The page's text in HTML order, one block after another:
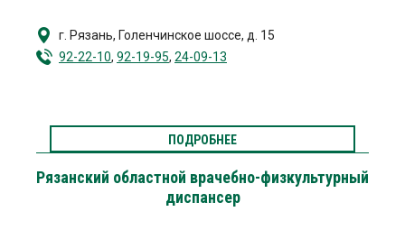
г. Рязань, Голенчинское шоссе, д. 15
92-22-10, 92-19-95, 24-09-13
ПОДРОБНЕЕ
Рязанский областной врачебно-физкультурный
диспансер